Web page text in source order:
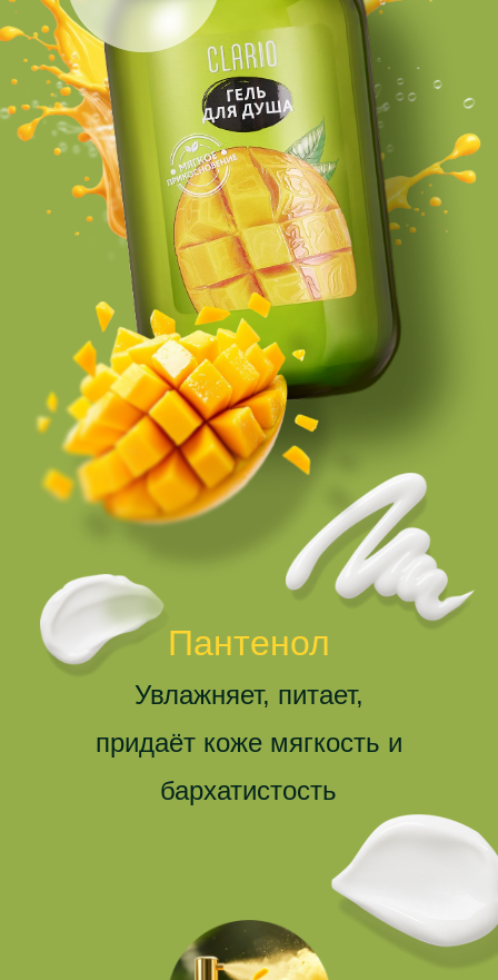
Пантенол
Увлажняет, питает,
придаёт коже мягкость и
бархатистость